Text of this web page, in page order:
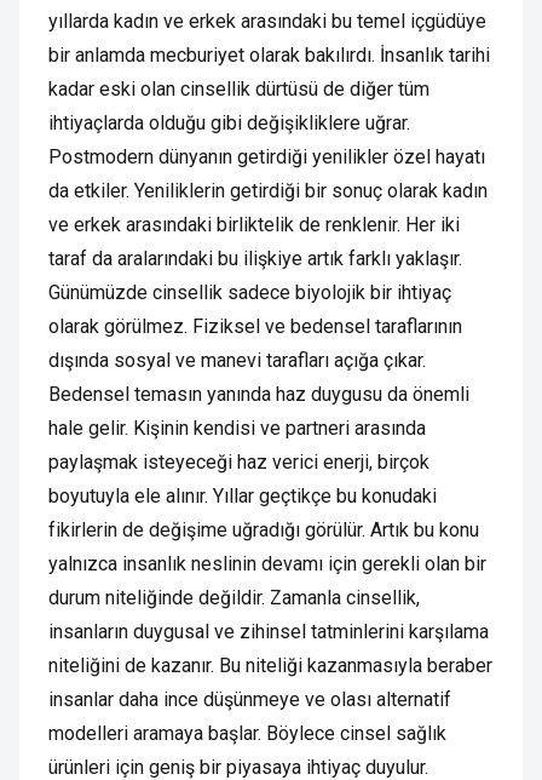
yıllarda kadın ve erkek arasındaki bu temel içgüdüye
bir anlamda mecburiyet olarak bakılırdı. İnsanlık tarihi
kadar eski olan cinsellik dürtüsü de diğer tüm
ihtiyaçlarda olduğu gibi değişikliklere uğrar.
Postmodern dünyanın getirdiği yenilikler özel hayatı
da etkiler. Yeniliklerin getirdiği bir sonuç olarak kadın
ve erkek arasındaki birliktelik de renklenir. Her iki
taraf da aralarındaki bu ilişkiye artık farklı yaklaşır.
Günümüzde cinsellik sadece biyolojik bir ihtiyaç
olarak görülmez. Fiziksel ve bedensel taraflarının
dışında sosyal ve manevi tarafları açığa çıkar.
Bedensel temasın yanında haz duygusu da önemli
hale gelir. Kişinin kendisi ve partneri arasında
paylaşmak isteyeceği haz verici enerji, birçok
boyutuyla ele alınır. Yıllar geçtikçe bu konudaki
fikirlerin de değişime uğradığı görülür. Artık bu konu
yalnızca insanlık neslinin devamı için gerekli olan bir
durum niteliğinde değildir. Zamanla cinsellik,
insanların duygusal ve zihinsel tatminlerini karşılama
niteliğini de kazanır. Bu niteliği kazanmasıyla beraber
insanlar daha ince düşünmeye ve olası alternatif
modelleri aramaya başlar. Böylece cinsel sağlık
ürünleri için geniş bir piyasaya ihtiyaç duyulur.